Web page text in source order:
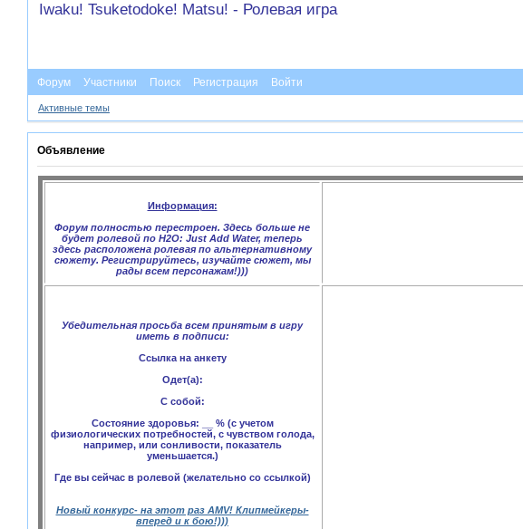
Iwaku! Tsuketodoke! Matsu! - Ролевая игра
Форум Участники Поиск Регистрация Войти
Активные темы
Объявление
Информация:
Форум полностью перестроен. Здесь больше не
будет ролевой по H2O: Just Add Water, теперь
здесь расположена ролевая по альтернативному
сюжету. Регистрируйтесь, изучайте сюжет, мы
рады всем персонажам!)))
Убедительная просьба всем принятым в игру
иметь в подписи:
Ссылка на анкету
Одет(а):
С собой:
Состояние здоровья: __ % (с учетом
физиологических потребностей, с чувством голода,
например, или сонливости, показатель
уменьшается.)
Где вы сейчас в ролевой (желательно со ссылкой)
Новый конкурс- на этот раз AMV! Клипмейкеры-
вперед и к бою!)))